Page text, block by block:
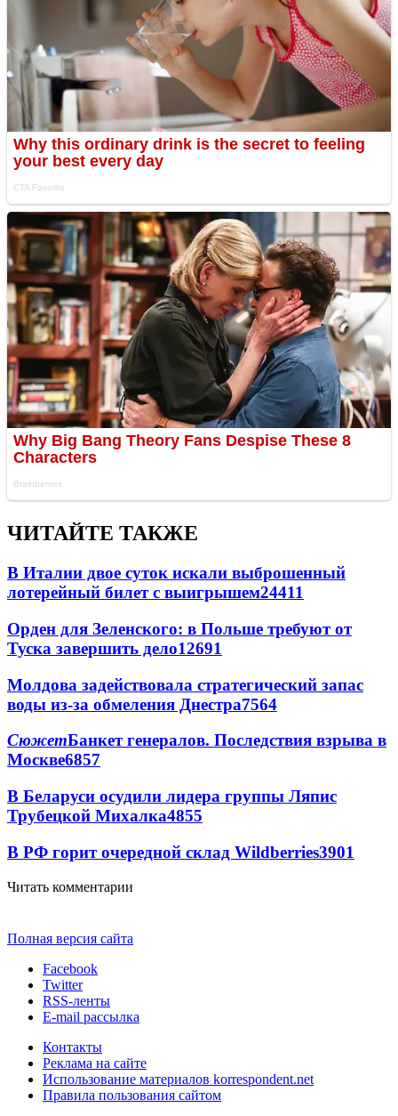
ЧИТАЙТЕ ТАКЖЕ
В Италии двое суток искали выброшенный
лотерейный билет с выигрышем24411
Орден для Зеленского: в Польше требуют от
Туска завершить дело12691
Молдова задействовала стратегический запас
воды из-за обмеления Днестра7564
СюжетБанкет генералов. Последствия взрыва в
Москве6857
В Беларуси осудили лидера группы Ляпис
Трубецкой Михалка4855
В РФ горит очередной склад Wildberries3901
Читать комментарии
Полная версия сайта
Facebook
Twitter
RSS-ленты
E-mail рассылка
Контакты
Реклама на сайте
Использование материалов korrespondent.net
Правила пользования сайтом